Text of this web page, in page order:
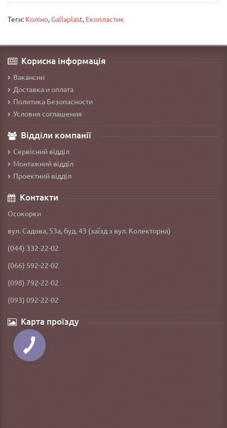
Теги: Коліно,Gallaplast, Екопластик
Корисна інформація
Вакансии
Доставка и оплата
Политика Безопасности
Условия соглашения
Відділи компанії
Сервісний відділ
Монтажний відділ
Проектний відділ
Контакти
Осокорки
вул. Садова, 53а, буд. 43 (заїзд з вул. Колекторна)
(044) 332-22-02
(066) 592-22-02
(098) 792-22-02
(093) 092-22-02
Карта проїзду